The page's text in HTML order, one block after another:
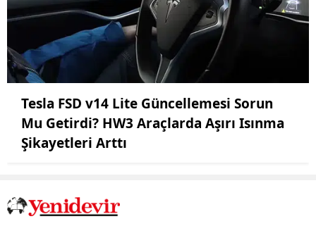
Tesla FSD v14 Lite Güncellemesi Sorun
Mu Getirdi? HW3 Araçlarda Aşırı Isınma
Şikayetleri Arttı